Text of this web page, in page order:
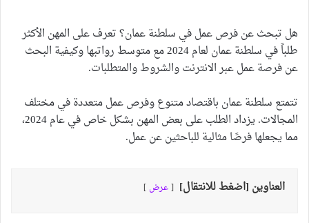
هل تبحث عن فرص عمل في سلطنة عمان؟ تعرف على المهن الأكثر
طلباً في سلطنة عمان لعام 2024 مع متوسط رواتبها وكيفية البحث
عن فرصة عمل عبر الانترنت والشروط والمتطلبات.
تتمتع سلطنة عمان باقتصاد متنوع وفرص عمل متعددة في مختلف
المجالات. يزداد الطلب على بعض المهن بشكل خاص في عام 2024،
مما يجعلها فرصًا مثالية للباحثين عن عمل.
العناوين [اضغط للانتقال] عرض